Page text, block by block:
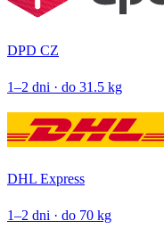
DPD CZ
1–2 dni · do 31.5 kg
DHL Express
1–2 dni · do 70 kg